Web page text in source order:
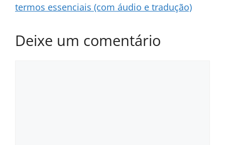
termos essenciais (com áudio e tradução)
Deixe um comentário